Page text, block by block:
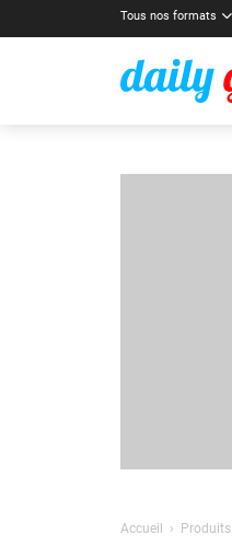
Tous nos formats
Accueil Produits